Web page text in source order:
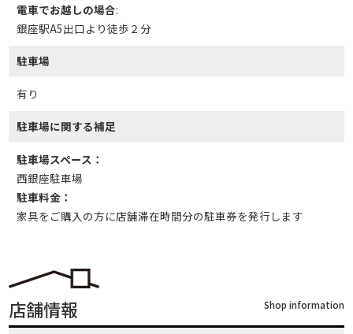
電車でお越しの場合:
銀座駅A5出口より徒歩２分
駐車場
有り
駐車場に関する補足
駐車場スペース：
西銀座駐車場
駐車料金：
家具をご購入の方に店舗滞在時間分の駐車券を発行します
店舗情報 Shop information